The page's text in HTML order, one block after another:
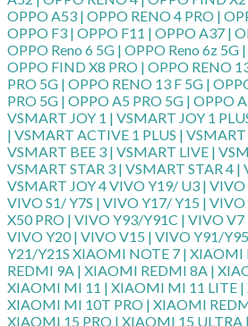
OPPO A53 | OPPO RENO 4 PRO |
OPPO F3 | OPPO F11 | OPPO A37 |
OPPO Reno 6 5G | OPPO Reno 6z 5G
OPPO FIND X8 PRO | OPPO RENO
PRO 5G | OPPO RENO 13 F 5G |
PRO 5G | OPPO A5 PRO 5G | OPPO
VSMART JOY 1 | VSMART JOY 1
| VSMART ACTIVE 1 PLUS |
VSMART BEE 3 | VSMART LIVE |
VSMART STAR 3 | VSMART STAR 4 |
VSMART JOY 4 VIVO Y19/ U3 | VIVO
VIVO S1/ Y7S | VIVO Y17/ Y15 |
X50 PRO | VIVO Y93/Y91C | VIVO V7
VIVO Y20 | VIVO V15 | VIVO Y91/
Y21/Y21S XIAOMI NOTE 7 |
REDMI 9A | XIAOMI REDMI 8A |
XIAOMI MI 11 | XIAOMI MI 11 LITE |
XIAOMI MI 10T PRO | XIAOMI
XIAOMI 15 PRO | XIAOMI 15